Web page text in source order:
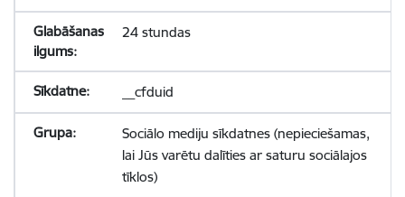
24 stundas
__cfduid
Sociālo mediju sīkdatnes (nepieciešamas,
lai Jūs varētu dalīties ar saturu sociālajos
tīklos)